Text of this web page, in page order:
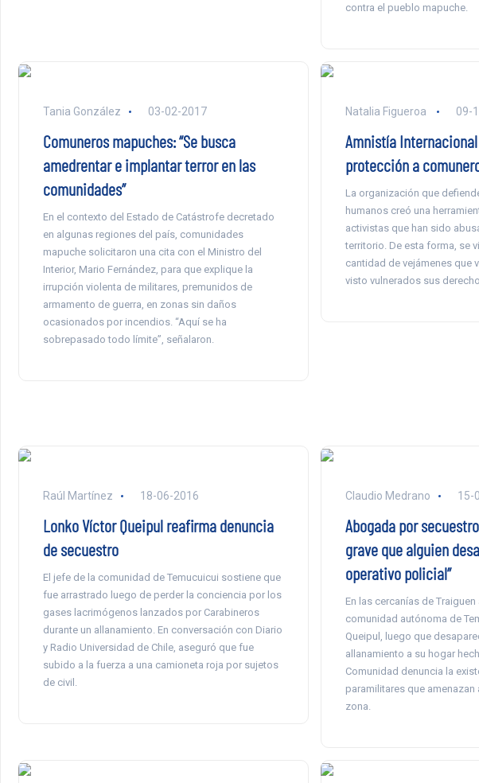
contra el pueblo mapuche.
Tania González 03-02-2017
Comuneros mapuches: “Se busca
amedrentar e implantar terror en las
comunidades”
En el contexto del Estado de Catástrofe decretado
en algunas regiones del país, comunidades
mapuche solicitaron una cita con el Ministro del
Interior, Mario Fernández, para que explique la
irrupción violenta de militares, premunidos de
armamento de guerra, en zonas sin daños
ocasionados por incendios. “Aquí se ha
sobrepasado todo límite”, señalaron.
Natalia Figueroa 09-
Amnistía
protección a
La organización que
humanos creó una
activistas que han sido
territorio. De esta forma, se
cantidad de vejámenes que
visto vulnerados sus
Raúl Martínez 18-06-2016
Lonko Víctor Queipul reafirma denuncia
de secuestro
El jefe de la comunidad de Temucuicui sostiene que
fue arrastrado luego de perder la conciencia por los
gases lacrimógenos lanzados por Carabineros
durante un allanamiento. En conversación con Diario
y Radio Universidad de Chile, aseguró que fue
subido a la fuerza a una camioneta roja por sujetos
de civil.
Claudio Medrano 15-
Abogada por
grave que alguien
operativo policial”
En las cercanías de
comunidad autónoma de
Queipul, luego que
allanamiento a su hogar
Comunidad denuncia la
paramilitares que amenazan
zona.